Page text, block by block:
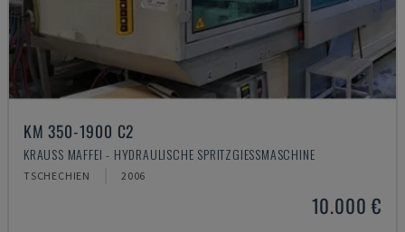
KM 350-1900 C2
KRAUSS MAFFEI - HYDRAULISCHE SPRITZGIESSMASCHINE
TSCHECHIEN 2006
10.000 €